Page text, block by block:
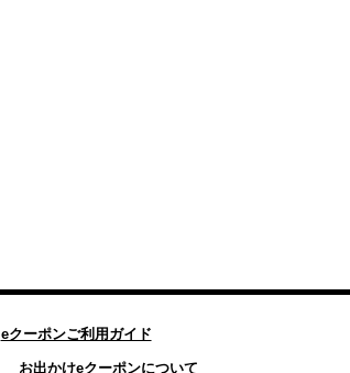
eクーポンご利用ガイド
お出かけeクーポンについて